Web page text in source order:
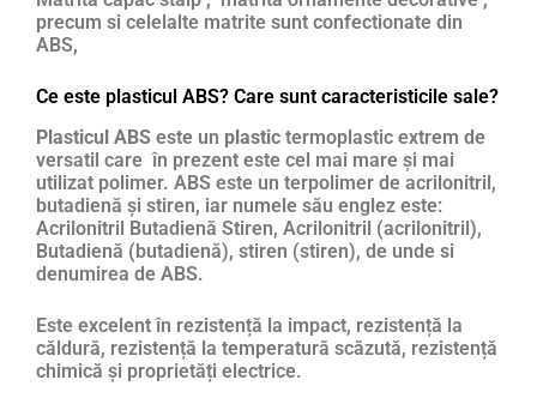
precum si celelalte matrite sunt confectionate din
ABS,
Ce este plasticul ABS? Care sunt caracteristicile sale?
Plasticul ABS este un plastic termoplastic extrem de
versatil care în prezent este cel mai mare și mai
utilizat polimer. ABS este un terpolimer de acrilonitril,
butadienă și stiren, iar numele său englez este:
Acrilonitril Butadienă Stiren, Acrilonitril (acrilonitril),
Butadienă (butadienă), stiren (stiren), de unde si
denumirea de ABS.
Este excelent în rezistență la impact, rezistență la
căldură, rezistență la temperatură scăzută, rezistență
chimică și proprietăți electrice.